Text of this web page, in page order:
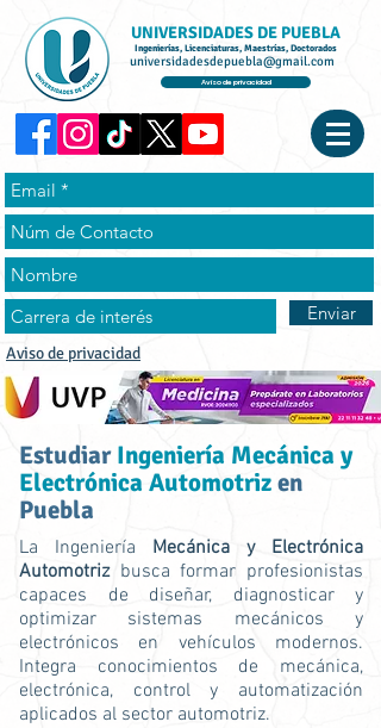
UNIVERSIDADES DE PUEBLA
Ingenierías, Licenciaturas, Maestrías, Doctorados
universidadesdepuebla@gmail.com
Aviso de privacidad
Enviar
Aviso de privacidad
EstudiarIngeniería Mecánica y
Electrónica Automotrizen
Puebla
La Ingeniería Mecánica y Electrónica
Automotriz busca formar profesionistas
capaces de diseñar, diagnosticar y
optimizar sistemas mecánicos y
electrónicos en vehículos modernos.
Integra conocimientos de mecánica,
electrónica, control y automatización
aplicados al sector automotriz.